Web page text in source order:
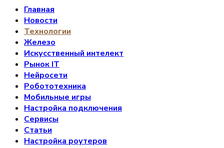
Главная
Новости
Технологии
Железо
Искусственный интелект
Рынок IT
Нейросети
Робототехника
Мобильные игры
Настройка подключения
Сервисы
Статьи
Настройка роутеров